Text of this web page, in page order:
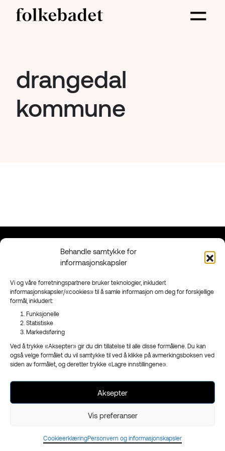
Behandle samtykke for
informasjonskapsler
Vi og våre forretningspartnere bruker teknologier, inkludert
informasjonskapsler/«cookies» til å samle informasjon om deg for forskjellige
formål, inkludert:
Funksjonelle
Statistiske
Markedsføring
Ved å trykke «Aksepter» gir du din tillatelse til alle disse formålene. Du kan
også velge formålet du vil samtykke til ved å klikke på avmerkingsboksen ved
siden av formålet, og deretter trykke «Lagre innstillingene».
Aksepter
Vis preferanser
CookieerklæringPersonvern og informasjonskapsler
drangedal
kommune
Grenland
Sandefjord
Ringveien 206,
3223 Sandefjord
Nyhetsbrev
- en del av
Org.nr 970 989 439